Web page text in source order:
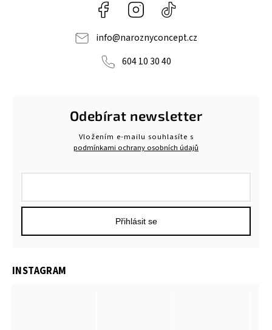
Facebook Instagram
info@naroznyconcept.cz
604 10 30 40
Odebírat newsletter
Vložením e-mailu souhlasíte s
podmínkami ochrany osobních údajů
Přihlásit se
INSTAGRAM